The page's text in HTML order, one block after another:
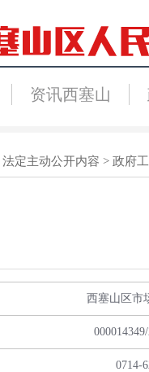
资讯西塞山
法定主动公开内容 > 政府
西塞山区市
0714-